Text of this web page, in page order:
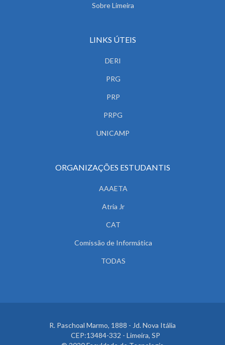
Sobre Limeira
LINKS ÚTEIS
DERI
PRG
PRP
PRPG
UNICAMP
ORGANIZAÇÕES ESTUDANTIS
AAAETA
Atria Jr
CAT
Comissão de Informática
TODAS
R. Paschoal Marmo, 1888 - Jd. Nova Itália
CEP:13484-332 - Limeira, SP